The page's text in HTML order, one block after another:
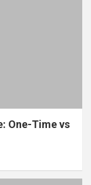
One-Time vs